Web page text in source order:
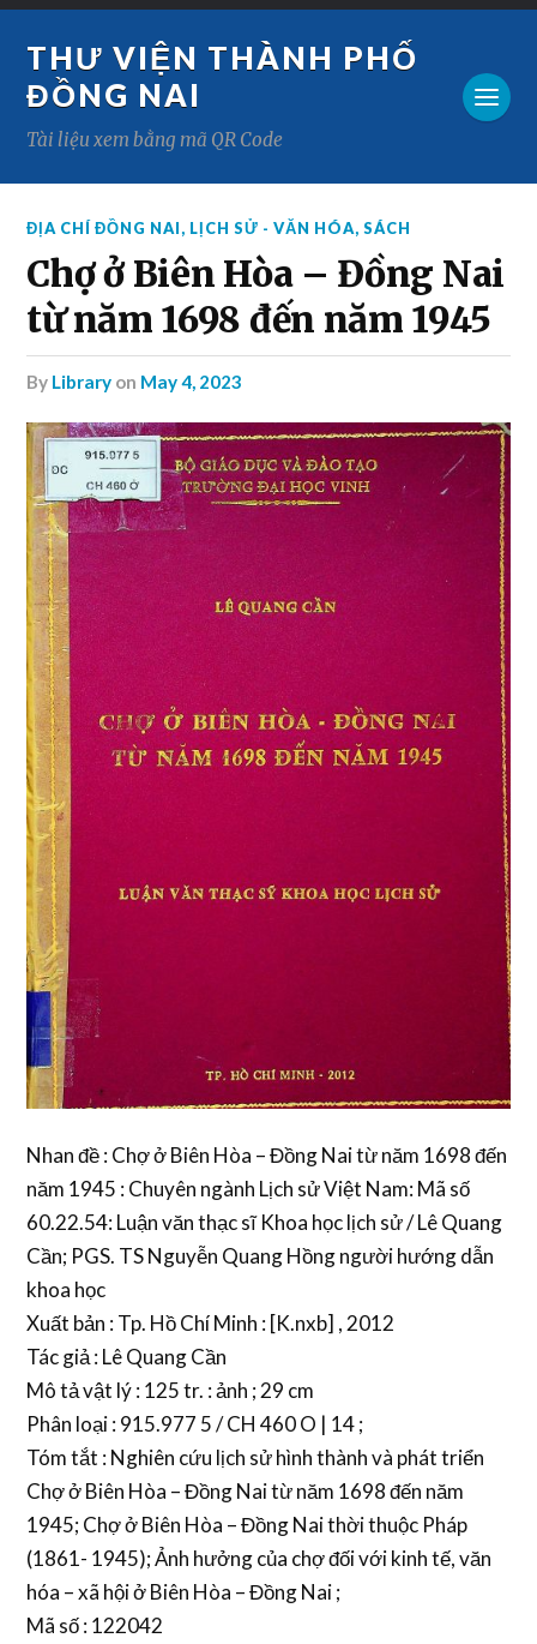
THƯ VIỆN THÀNH PHỐ
ĐỒNG NAI
Tài liệu xem bằng mã QR Code
ĐỊA CHÍ ĐỒNG NAI, LỊCH SỬ - VĂN HÓA,SÁCH
Chợ ở Biên Hòa – Đồng Nai
từ năm 1698 đến năm 1945
by Library on May 4, 2023
Nhan đề : Chợ ở Biên Hòa – Đồng Nai từ năm 1698 đến
năm 1945 : Chuyên ngành Lịch sử Việt Nam: Mã số
60.22.54: Luận văn thạc sĩ Khoa học lịch sử / Lê Quang
Cần; PGS. TS Nguyễn Quang Hồng người hướng dẫn
khoa học
Xuất bản : Tp. Hồ Chí Minh : [K.nxb] , 2012
Tác giả : Lê Quang Cần
Mô tả vật lý : 125 tr. : ảnh ; 29 cm
Phân loại : 915.977 5 / CH 460 O | 14 ;
Tóm tắt : Nghiên cứu lịch sử hình thành và phát triển
Chợ ở Biên Hòa – Đồng Nai từ năm 1698 đến năm
1945; Chợ ở Biên Hòa – Đồng Nai thời thuộc Pháp
(1861- 1945); Ảnh hưởng của chợ đối với kinh tế, văn
hóa – xã hội ở Biên Hòa – Đồng Nai ;
Mã số : 122042